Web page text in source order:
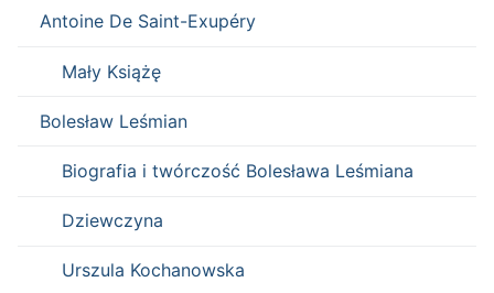
Antoine De Saint-Exupéry
Mały Książę
Bolesław Leśmian
Biografia i twórczość Bolesława Leśmiana
Dziewczyna
Urszula Kochanowska